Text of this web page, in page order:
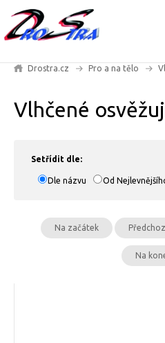
Drostra.cz Pro a na tělo
Vlhčené
Setřídit dle:
Dle názvu Od
Na začátek
Na